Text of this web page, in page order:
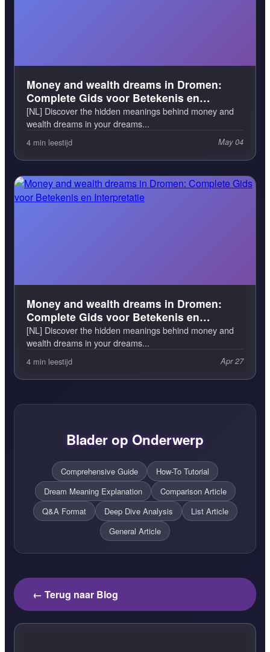
Money and wealth dreams in Dromen:
Complete Gids voor Betekenis en
Interpretatie
[NL] Discover the hidden meanings behind money and
wealth dreams in your dreams...
4 min leestijd May 04
Money and wealth dreams in Dromen:
Complete Gids voor Betekenis en
Interpretatie
[NL] Discover the hidden meanings behind money and
wealth dreams in your dreams...
4 min leestijd Apr 27
Blader op Onderwerp
Comprehensive Guide
How-To Tutorial
Dream Meaning Explanation
Comparison Article
Q&A Format
Deep Dive Analysis
List Article
General Article
← Terug naar Blog